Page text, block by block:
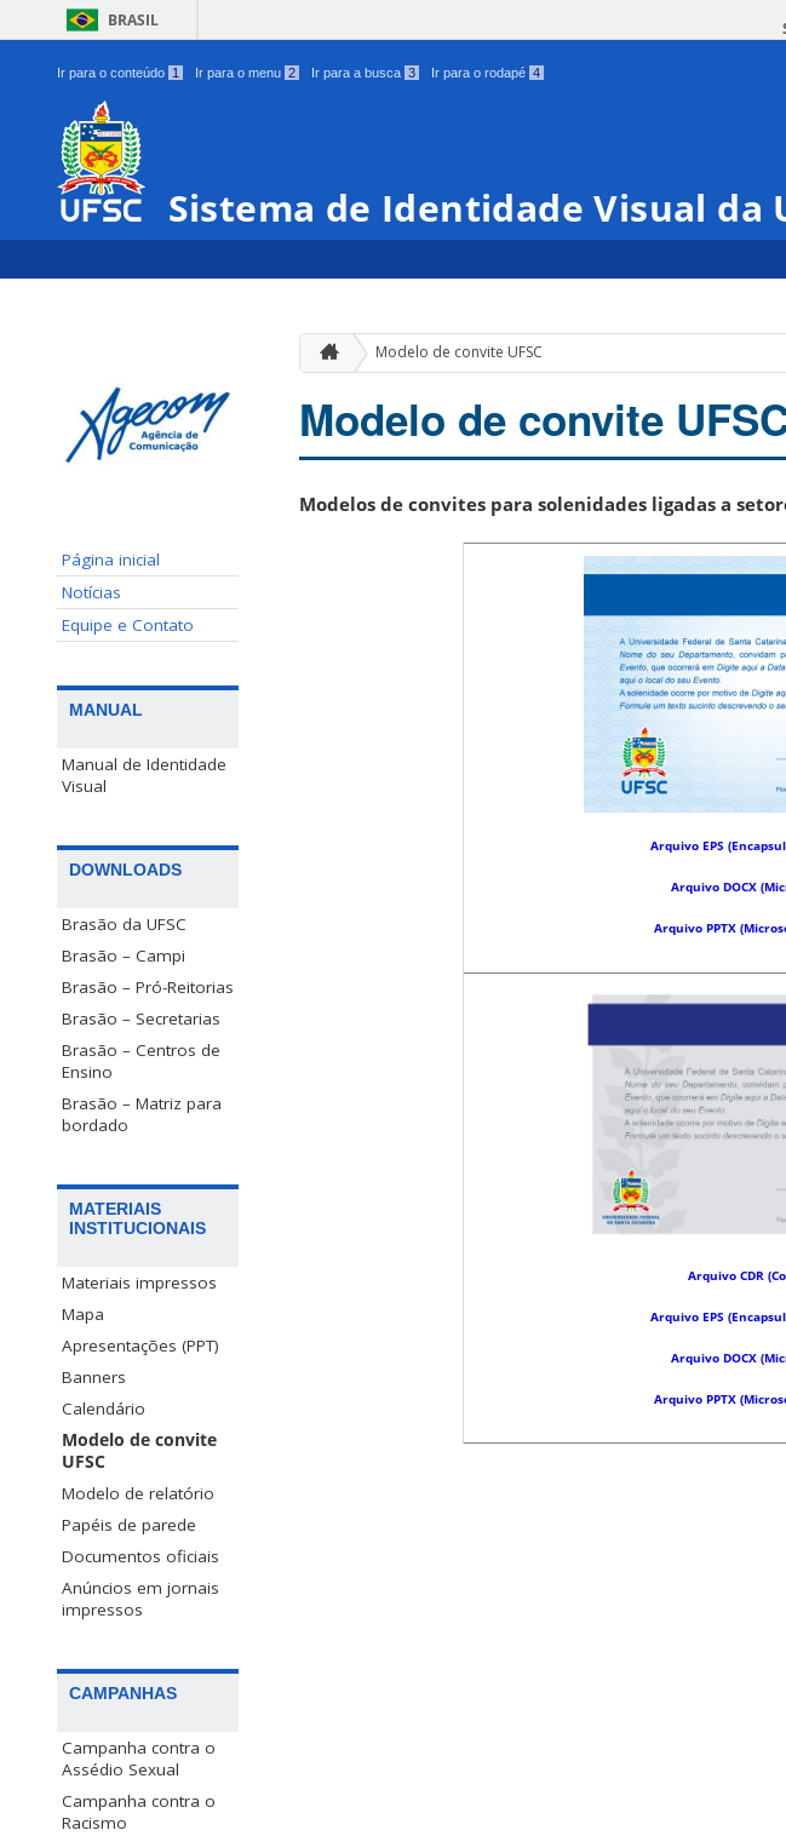
BRASIL
Ir para o conteúdo 1 Ir para o menu 2 Ir para a busca 3 Ir para o rodapé 4
Sistema de Identidade Visual da
Página inicial
Notícias
Equipe e Contato
MANUAL
Manual de Identidade
Visual
DOWNLOADS
Brasão da UFSC
Brasão – Campi
Brasão – Pró-Reitorias
Brasão – Secretarias
Brasão – Centros de
Ensino
Brasão – Matriz para
bordado
MATERIAIS
INSTITUCIONAIS
Materiais impressos
Mapa
Apresentações (PPT)
Banners
Calendário
Modelo de convite
UFSC
Modelo de relatório
Papéis de parede
Documentos oficiais
Anúncios em jornais
impressos
CAMPANHAS
Campanha contra o
Assédio Sexual
Campanha contra o
Racismo
Modelo de convite UFSC
Modelo de convite
Modelos de convites para solenidades ligadas a
Arquivo EPS
Arquivo DOCX
Arquivo PPTX
Arquivo CDR
Arquivo EPS
Arquivo DOCX
Arquivo PPTX